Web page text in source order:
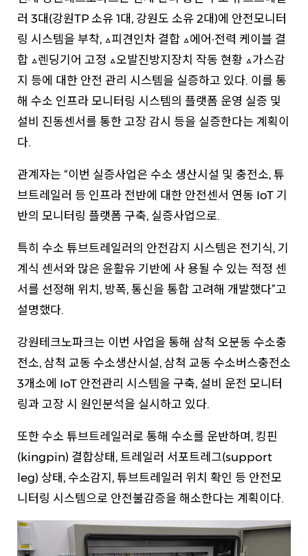
러 3대(강원TP 소유 1대, 강원도 소유 2대)에 안전모니터
링 시스템을 부착, △피견인차 결합 △에어·전력 케이블 결
합 △렌딩기어 고정 △오발진방지장치 작동 현황 △가스감
지 등에 대한 안전 관리 시스템을 실증하고 있다. 이를 통
해 수소 인프라 모니터링 시스템의 플랫폼 운영 실증 및
설비 진동센서를 통한 고장 감시 등을 실증한다는 계획이
다.
관계자는 “이번 실증사업은 수소 생산시설 및 충전소, 튜
브트레일러 등 인프라 전반에 대한 안전센서 연동 IoT 기
반의 모니터링 플랫폼 구축, 실증사업으로.
특히 수소 튜브트레일러의 안전감지 시스템은 전기식, 기
계식 센서와 많은 윤활유 기반에 사 용될 수 있는 적정 센
서를 선정해 위치, 방폭, 통신을 통합 고려해 개발했다”고
설명했다.
강원테크노파크는 이번 사업을 통해 삼척 오분동 수소충
전소, 삼척 교동 수소생산시설, 삼척 교동 수소버스충전소
3개소에 IoT 안전관리 시스템을 구축, 설비 운전 모니터
링과 고장 시 원인분석을 실시하고 있다.
또한 수소 튜브트레일러로 통해 수소를 운반하며, 킹핀
(kingpin) 결합상태, 트레일러 서포트레그(support
leg) 상태, 수소감지, 튜브트레일러 위치 확인 등 안전모
니터링 시스템으로 안전불감증을 해소한다는 계획이다.